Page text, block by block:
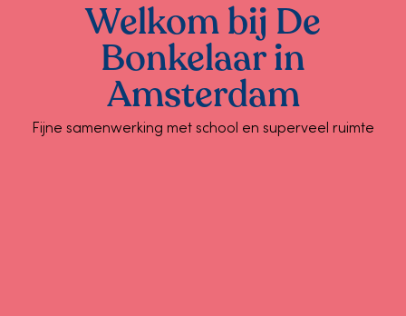
Welkom bij De
Bonkelaar in
Amsterdam
Fijne samenwerking met school en superveel ruimte